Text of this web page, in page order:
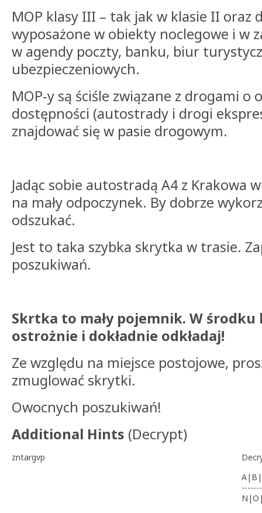
MOP klasy III – tak jak w klasie II oraz
wyposażone w obiekty noclegowe i w
w agendy poczty, banku, biur
ubezpieczeniowych.
MOP-y są ściśle związane z drogami o
dostępności (autostrady i drogi
znajdować się w pasie drogowym.
Jadąc sobie autostradą A4 z Krakowa
na mały odpoczynek. By dobrze
odszukać.
Jest to taka szybka skrytka w trasie.
poszukiwań.
Skrtka to mały pojemnik. W środku
ostrożnie i dokładnie odkładaj!
Ze względu na miejsce postojowe,
zmuglować skrytki.
Owocnych poszukiwań!
Additional Hints (Decrypt)
zntargvp